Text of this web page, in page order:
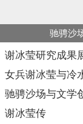
驰骋沙场与文
谢冰莹传